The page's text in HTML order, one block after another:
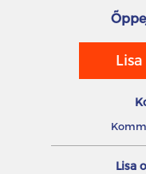
Lisa